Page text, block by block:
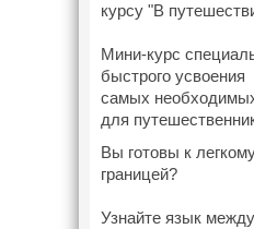
курсу "В
Мини-курс
быстрого усвоения
самых
для
Вы готовы к
границей?
Узнайте язык